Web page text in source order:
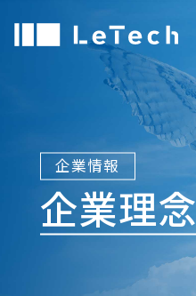
企業情報
企業理念